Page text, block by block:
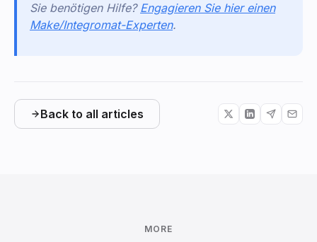
Sie benötigen Hilfe? Engagieren Sie hier einen
Make/Integromat-Experten.
Back to all articles
MORE